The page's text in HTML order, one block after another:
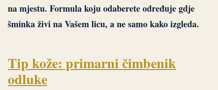
na mjestu. Formula koju odaberete određuje gdje
šminka živi na Vašem licu, a ne samo kako izgleda.
Tip kože: primarni čimbenik
odluke